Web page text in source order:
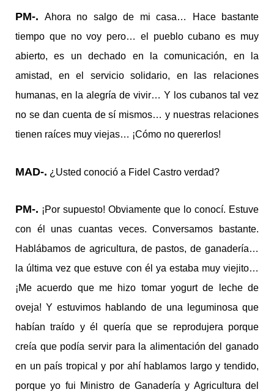
PM-. Ahora no salgo de mi casa… Hace bastante
tiempo que no voy pero… el pueblo cubano es muy
abierto, es un dechado en la comunicación, en la
amistad, en el servicio solidario, en las relaciones
humanas, en la alegría de vivir… Y los cubanos tal vez
no se dan cuenta de sí mismos… y nuestras relaciones
tienen raíces muy viejas… ¡Cómo no quererlos!
MAD-. ¿Usted conoció a Fidel Castro verdad?
PM-. ¡Por supuesto! Obviamente que lo conocí. Estuve
con él unas cuantas veces. Conversamos bastante.
Hablábamos de agricultura, de pastos, de ganadería…
la última vez que estuve con él ya estaba muy viejito…
¡Me acuerdo que me hizo tomar yogurt de leche de
oveja! Y estuvimos hablando de una leguminosa que
habían traído y él quería que se reprodujera porque
creía que podía servir para la alimentación del ganado
en un país tropical y por ahí hablamos largo y tendido,
porque yo fui Ministro de Ganadería y Agricultura del